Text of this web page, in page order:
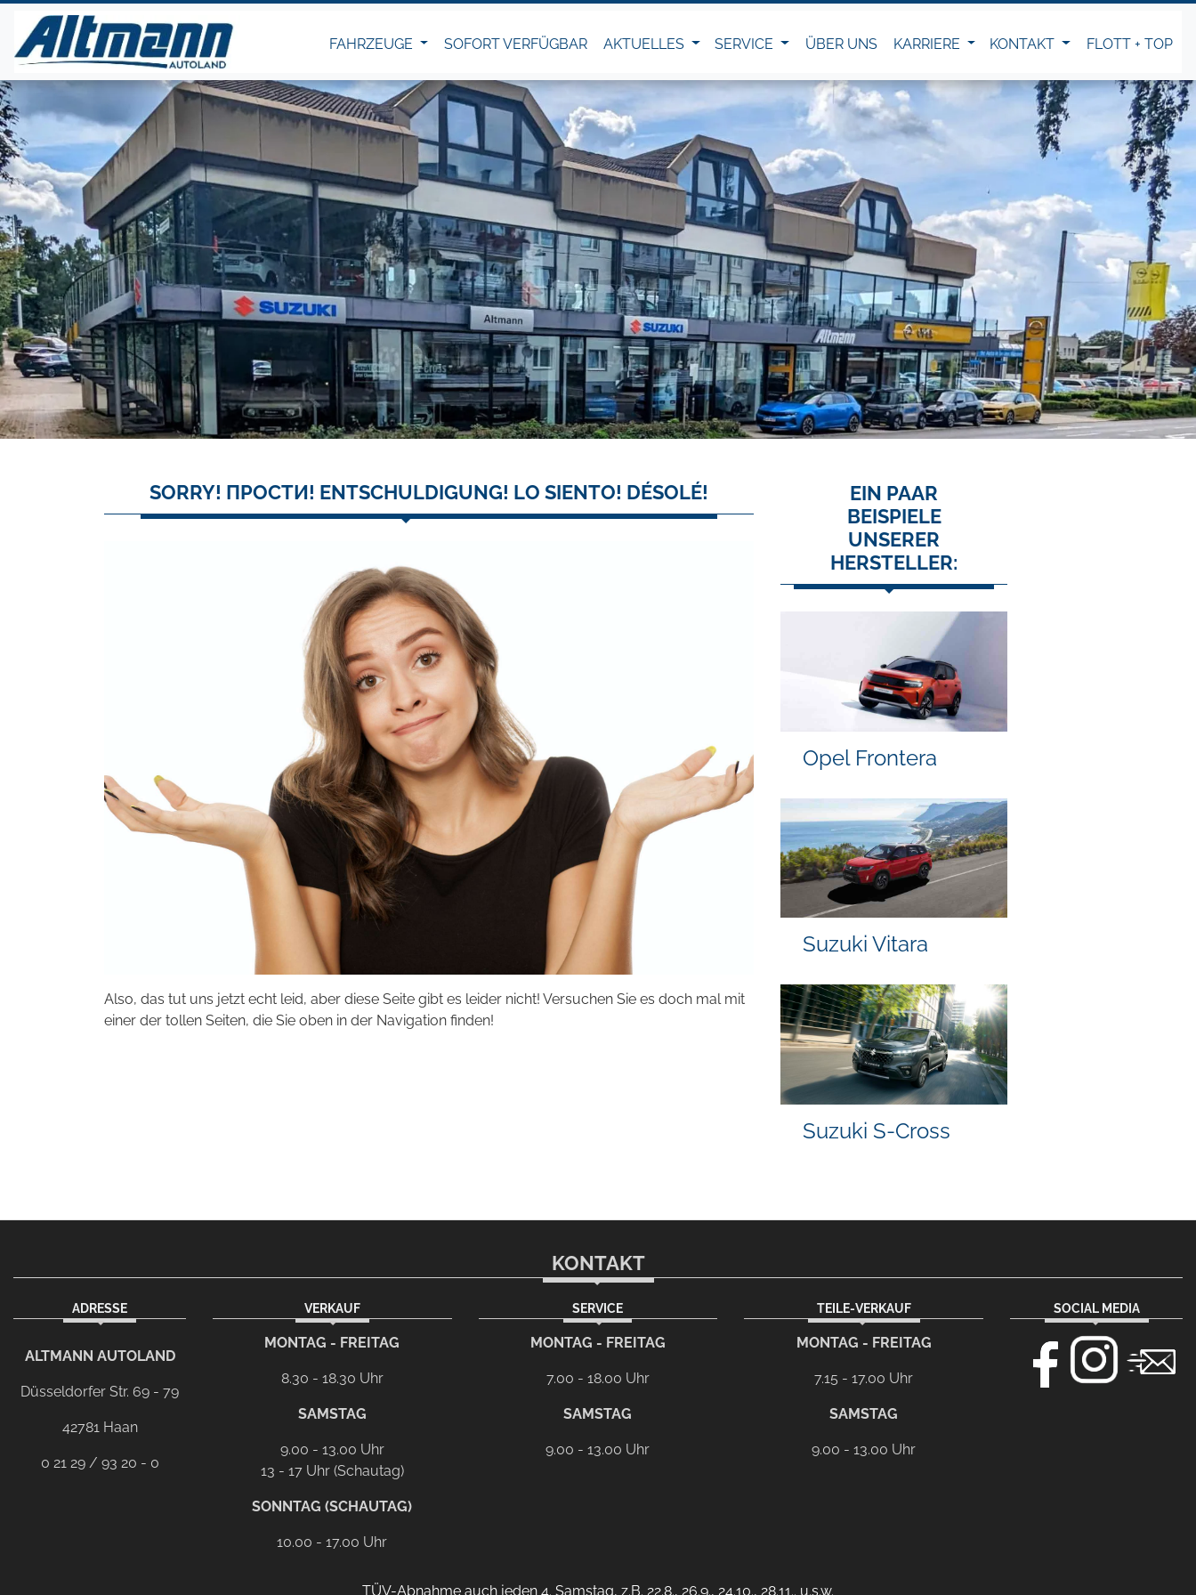
FAHRZEUGE SOFORT VERFÜGBAR AKTUELLES SERVICE ÜBER UNS KARRIERE KONTAKT FLOTT + TOP
SORRY! ПРОСТИ! ENTSCHULDIGUNG! LO SIENTO! DÉSOLÉ!
Also, das tut uns jetzt echt leid, aber diese Seite gibt es leider nicht! Versuchen Sie es doch mal mit
einer der tollen Seiten, die Sie oben in der Navigation finden!
EIN PAAR
BEISPIELE
UNSERER
HERSTELLER:
Opel Frontera
Suzuki Vitara
Suzuki S-Cross
KONTAKT
ADRESSE
ALTMANN AUTOLAND
Düsseldorfer Str. 69 - 79
42781 Haan
0 21 29 / 93 20 - 0
VERKAUF
MONTAG - FREITAG
8.30 - 18.30 Uhr
SAMSTAG
9.00 - 13.00 Uhr
13 - 17 Uhr (Schautag)
SONNTAG (SCHAUTAG)
10.00 - 17.00 Uhr
SERVICE
MONTAG - FREITAG
7.00 - 18.00 Uhr
SAMSTAG
9.00 - 13.00 Uhr
TEILE-VERKAUF
MONTAG - FREITAG
7.15 - 17.00 Uhr
SAMSTAG
9.00 - 13.00 Uhr
SOCIAL MEDIA
Dieser Link führt zu Ihrem eMail-Programm
TÜV-Abnahme auch jeden 4. Samstag, z.B. 22.8., 26.9., 24.10., 28.11.. u.s.w.